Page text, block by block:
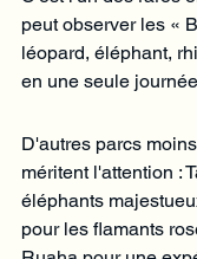
peut observer les «
léopard, éléphant,
en une seule
D'autres parcs
méritent l'attention :
éléphants
pour les flamants